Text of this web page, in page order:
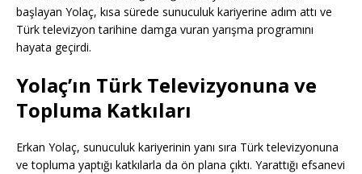
başlayan Yolaç, kısa sürede sunuculuk kariyerine adım attı ve
Türk televizyon tarihine damga vuran yarışma programını
hayata geçirdi.
Yolaç’ın Türk Televizyonuna ve
Topluma Katkıları
Erkan Yolaç, sunuculuk kariyerinin yanı sıra Türk televizyonuna
ve topluma yaptığı katkılarla da ön plana çıktı. Yarattığı efsanevi